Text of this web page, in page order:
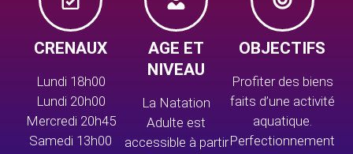
CRENAUX
Lundi 18h00
Lundi 20h00
Mercredi 20h45
Samedi 13h00
AGE ET
NIVEAU
La Natation
Adulte est
accessible à partir
OBJECTIFS
Profiter des biens
faits d’une activité
aquatique.
Perfectionnement